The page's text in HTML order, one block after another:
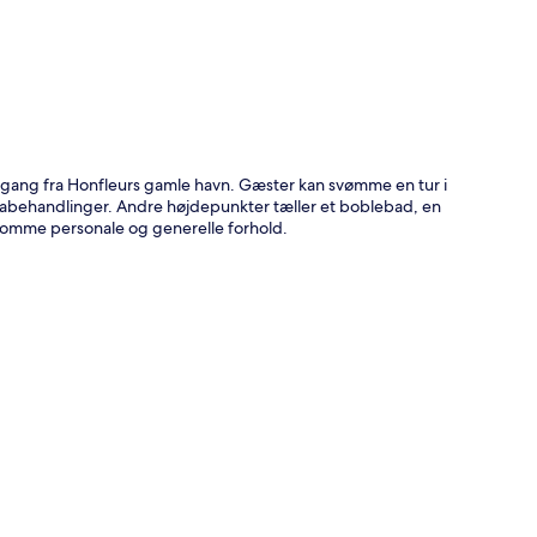
fra Honfleurs gamle havn. Gæster kan svømme en tur i
Andre højdepunkter tæller et boblebad, en
personale og generelle forhold.